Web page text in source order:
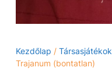
Kezdőlap / Társasjátékok
Trajanum (bontatlan)